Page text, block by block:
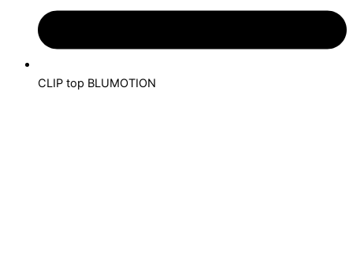
CLIP top BLUMOTION